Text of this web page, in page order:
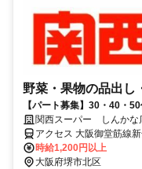
野菜・果物の品出し
【パート募集】30・40・
有)、嬉しいお買い物特典あ
関西スーパー しんかな
アクセス 大阪御堂筋線
時給1,200円以上
大阪府堺市北区